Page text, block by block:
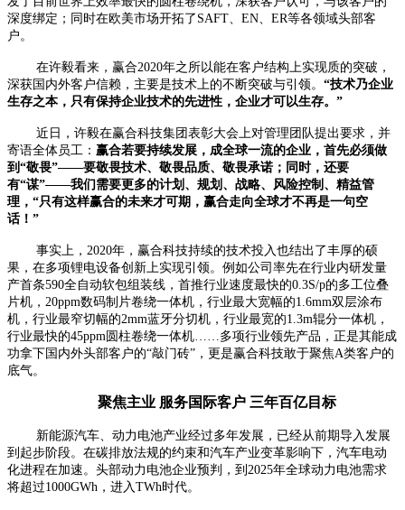
深度绑定；同时在欧美市场开拓了SAFT、EN、ER等各领域头部客
户。
在许毅看来，赢合2020年之所以能在客户结构上实现质的突破，
深获国内外客户信赖，主要是技术上的不断突破与引领。 “技术乃企业
生存之本，只有保持企业技术的先进性，企业才可以生存。”
近日，许毅在赢合科技集团表彰大会上对管理团队提出要求，并
寄语全体员工： 赢合若要持续发展，成全球一流的企业，首先必须做
到“敬畏”——要敬畏技术、敬畏品质、敬畏承诺；同时，还要
有“谋”——我们需要更多的计划、规划、战略、风险控制、精益管
理，“只有这样赢合的未来才可期，赢合走向全球才不再是一句空
话！”
事实上，2020年，赢合科技持续的技术投入也结出了丰厚的硕
果，在多项锂电设备创新上实现引领。例如公司率先在行业内研发量
产首条590全自动软包组装线，首推行业速度最快的0.3S/p的多工位叠
片机，20ppm数码制片卷绕一体机，行业最大宽幅的1.6mm双层涂布
机，行业最窄切幅的2mm蓝牙分切机，行业最宽的1.3m辊分一体机，
行业最快的45ppm圆柱卷绕一体机……多项行业领先产品，正是其能成
功拿下国内外头部客户的“敲门砖”，更是赢合科技敢于聚焦A类客户的
底气。
聚焦主业 服务国际客户 三年百亿目标
新能源汽车、动力电池产业经过多年发展，已经从前期导入发展
到起步阶段。在碳排放法规的约束和汽车产业变革影响下，汽车电动
化进程在加速。头部动力电池企业预判，到2025年全球动力电池需求
将超过1000GWh，进入TWh时代。